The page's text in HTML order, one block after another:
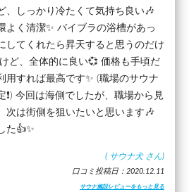
、しっかり冷たくて気持ち良い🎶
よく清潔✨ バイブラの浴槽があっ
してくれたら昇天すると思うのだけ
ど、全体的に良い💞 価格も手頃だ
用すれば最高です✨ (職場のサウナ
今回は海側でしたが、職場から見
次は街側を狙いたいと思います🎶
た👍✨
( サウナ犬 さん)
口コミ投稿日：2020.12.11
サウナ施設レビューをもっと見る